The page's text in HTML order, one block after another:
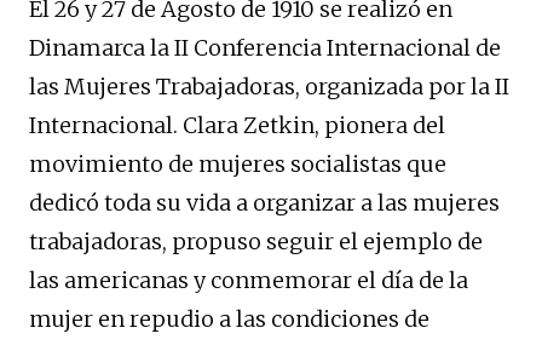
El 26 y 27 de Agosto de 1910 se realizó en
Dinamarca la II Conferencia Internacional de
las Mujeres Trabajadoras, organizada por la II
Internacional. Clara Zetkin, pionera del
movimiento de mujeres socialistas que
dedicó toda su vida a organizar a las mujeres
trabajadoras, propuso seguir el ejemplo de
las americanas y conmemorar el día de la
mujer en repudio a las condiciones de